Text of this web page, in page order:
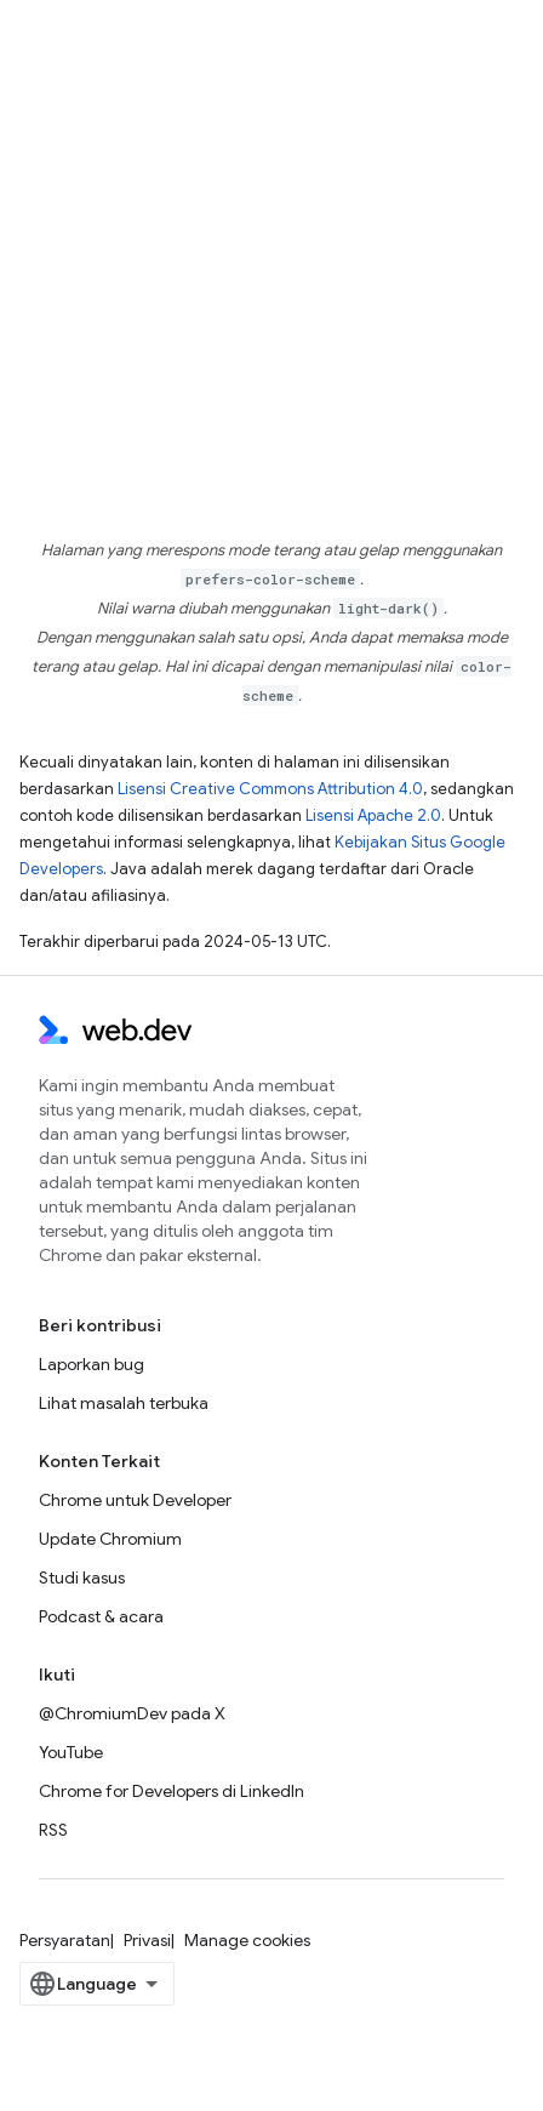
Halaman yang merespons mode terang atau gelap menggunakan
prefers-color-scheme .
Nilai warna diubah menggunakan light-dark() .
Dengan menggunakan salah satu opsi, Anda dapat memaksa mode
terang atau gelap. Hal ini dicapai dengan memanipulasi nilai color-
scheme .
Kecuali dinyatakan lain, konten di halaman ini dilisensikan
berdasarkan Lisensi Creative Commons Attribution 4.0, sedangkan
contoh kode dilisensikan berdasarkan Lisensi Apache 2.0. Untuk
mengetahui informasi selengkapnya, lihatKebijakan Situs Google
Developers. Java adalah merek dagang terdaftar dari Oracle
dan/atau afiliasinya.
Terakhir diperbarui pada 2024-05-13 UTC.
Kami ingin membantu Anda membuat
situs yang menarik, mudah diakses, cepat,
dan aman yang berfungsi lintas browser,
dan untuk semua pengguna Anda. Situs ini
adalah tempat kami menyediakan konten
untuk membantu Anda dalam perjalanan
tersebut, yang ditulis oleh anggota tim
Chrome dan pakar eksternal.
Beri kontribusi
Laporkan bug
Lihat masalah terbuka
Konten Terkait
Chrome untuk Developer
Update Chromium
Studi kasus
Podcast & acara
Ikuti
@ChromiumDev pada X
YouTube
Chrome for Developers di LinkedIn
RSS
Persyaratan Privasi Manage cookies